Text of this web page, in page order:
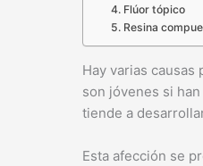
4. Flúor tópico
5. Resina
Hay varias causas
son jóvenes si
tiende a
Esta afección se